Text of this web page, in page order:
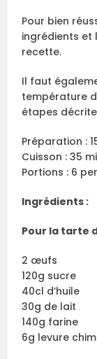
Pour bien
ingrédients et
recette.
Il faut
température
étapes
Préparation :
Cuisson : 35
Portions : 6
Ingrédients :
Pour la tarte
2 œufs
120g sucre
40cl d’huile
30g de lait
140g farine
6g levure